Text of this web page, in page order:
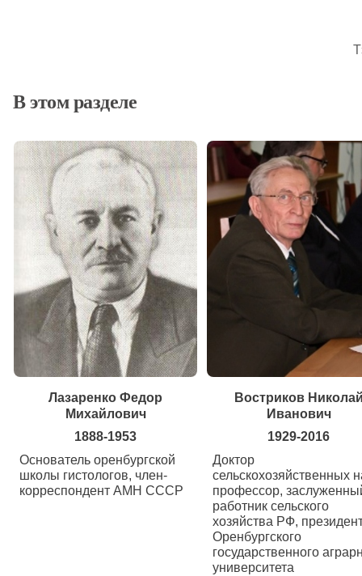
В этом разделе
Лазаренко Федор
Михайлович
1888-1953
Основатель оренбургской
школы гистологов, член-
корреспондент АМН СССР
Востриков
Иванович
1929-2016
Доктор
сельскохозяйственных
профессор,
работник сельского
хозяйства РФ,
Оренбургского
государственного
университета